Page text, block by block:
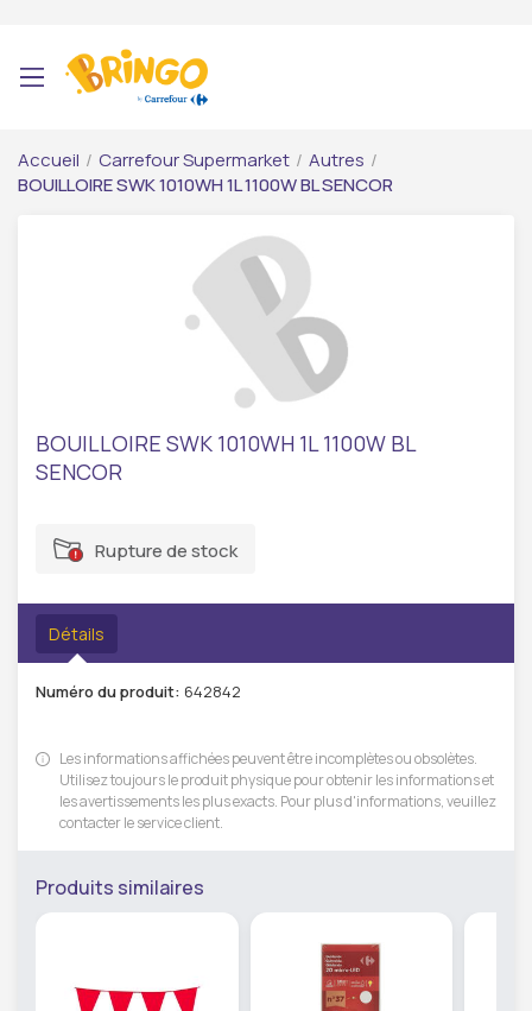
Accueil / Carrefour Supermarket / Autres /
BOUILLOIRE SWK 1010WH 1L 1100W BL SENCOR
BOUILLOIRE SWK 1010WH 1L 1100W BL
SENCOR
Rupture de stock
Détails
Numéro du produit: 642842
Les informations affichées peuvent être incomplètes ou obsolètes.
Utilisez toujours le produit physique pour obtenir les informations et
les avertissements les plus exacts. Pour plus d'informations, veuillez
contacter le service client.
Produits similaires